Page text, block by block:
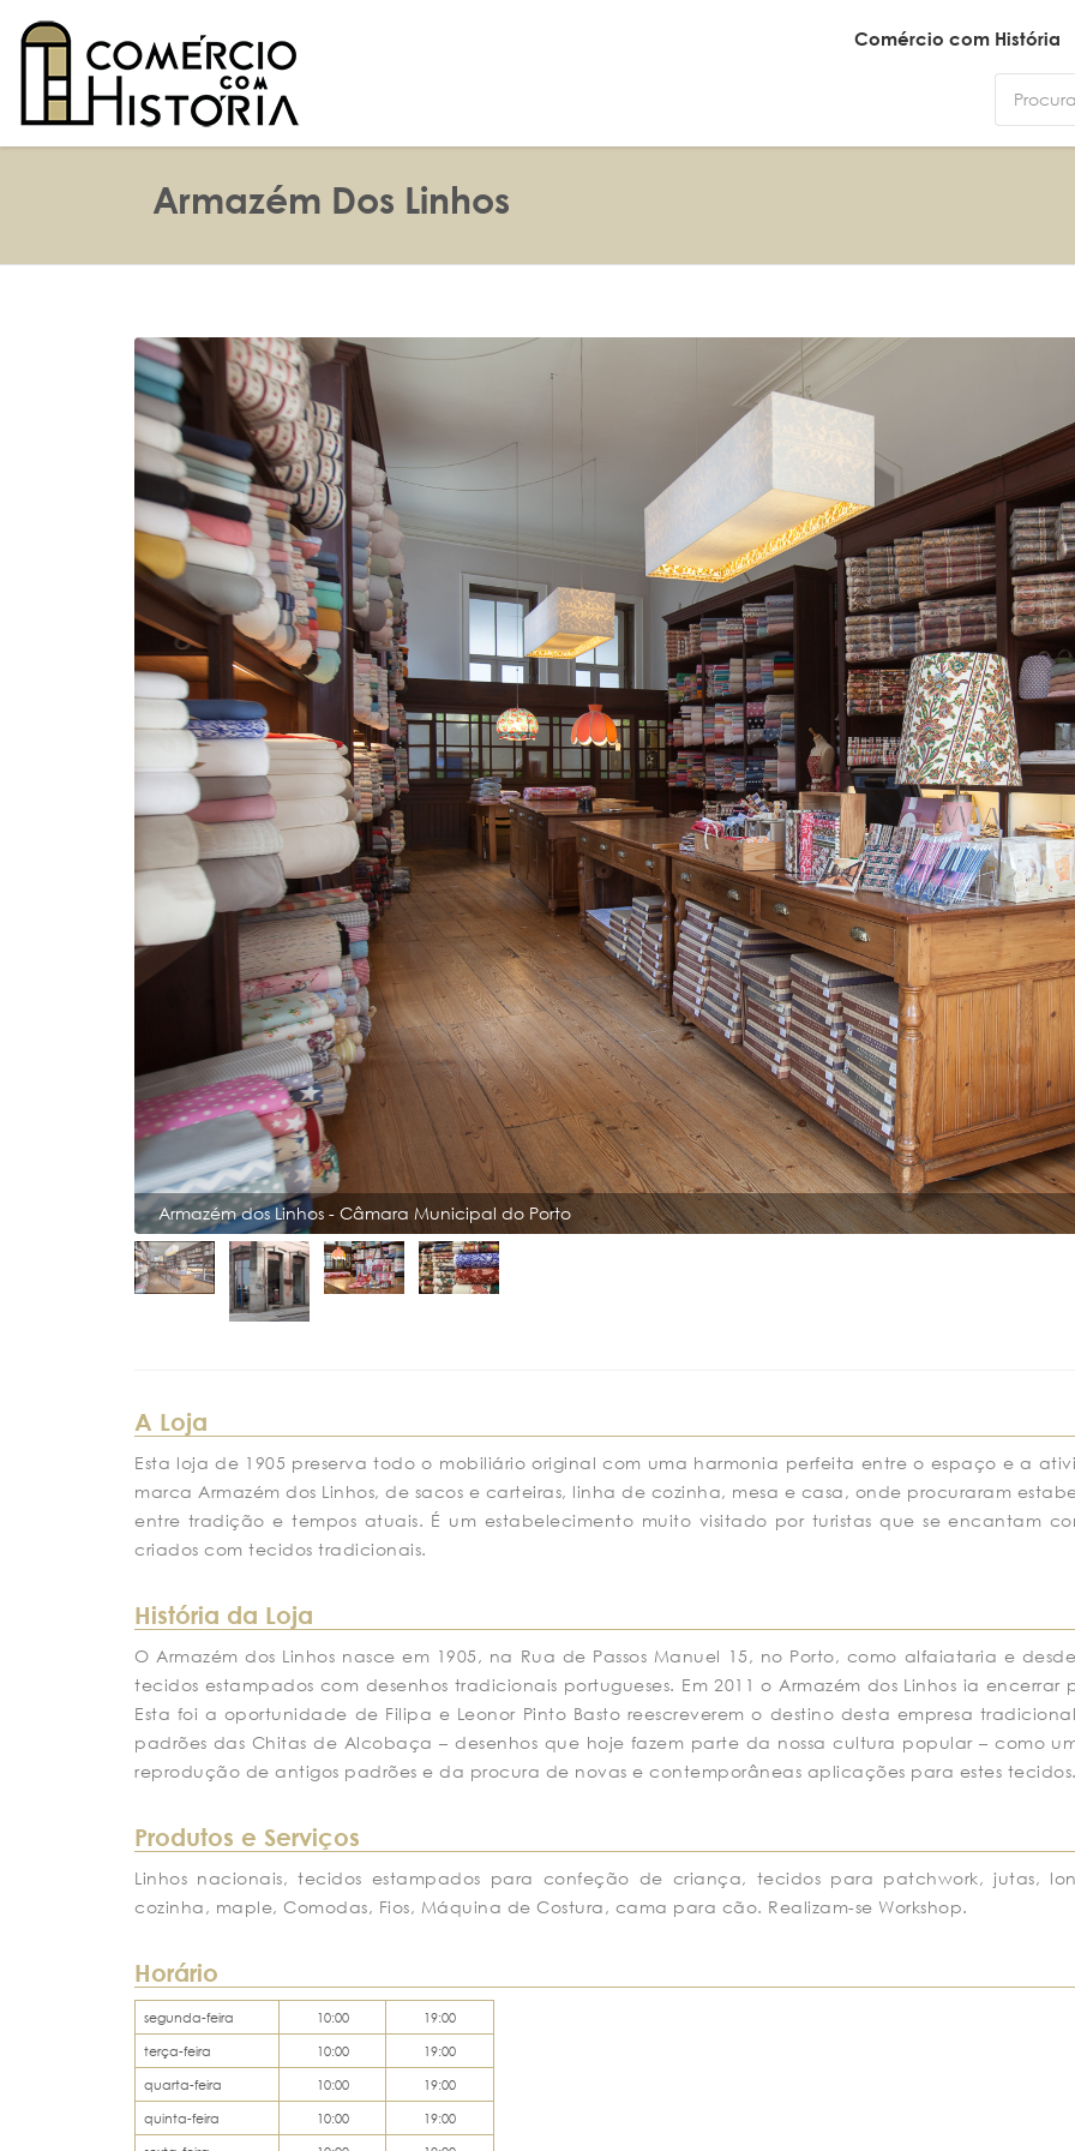
Comércio com História
Armazém Dos Linhos
Armazém dos Linhos - Câmara Municipal do Porto
A Loja
Esta loja de 1905 preserva todo o mobiliário original com uma harmonia perfeita entre o espaço e a
marca Armazém dos Linhos, de sacos e carteiras, linha de cozinha, mesa e casa, onde procuraram
entre tradição e tempos atuais. É um estabelecimento muito visitado por turistas que se encantam
criados com tecidos tradicionais.
História da Loja
O Armazém dos Linhos nasce em 1905, na Rua de Passos Manuel 15, no Porto, como alfaiataria e
tecidos estampados com desenhos tradicionais portugueses. Em 2011 o Armazém dos Linhos ia
Esta foi a oportunidade de Filipa e Leonor Pinto Basto reescreverem o destino desta empresa
padrões das Chitas de Alcobaça – desenhos que hoje fazem parte da nossa cultura popular – como
reprodução de antigos padrões e da procura de novas e contemporâneas aplicações para estes
Produtos e Serviços
Linhos nacionais, tecidos estampados para confeção de criança, tecidos para patchwork, jutas,
cozinha, maple, Comodas, Fios, Máquina de Costura, cama para cão. Realizam-se Workshop.
Horário
segunda-feira 10:00
19:00
terça-feira
10:00
19:00
quarta-feira
10:00
19:00
quinta-feira
10:00
19:00